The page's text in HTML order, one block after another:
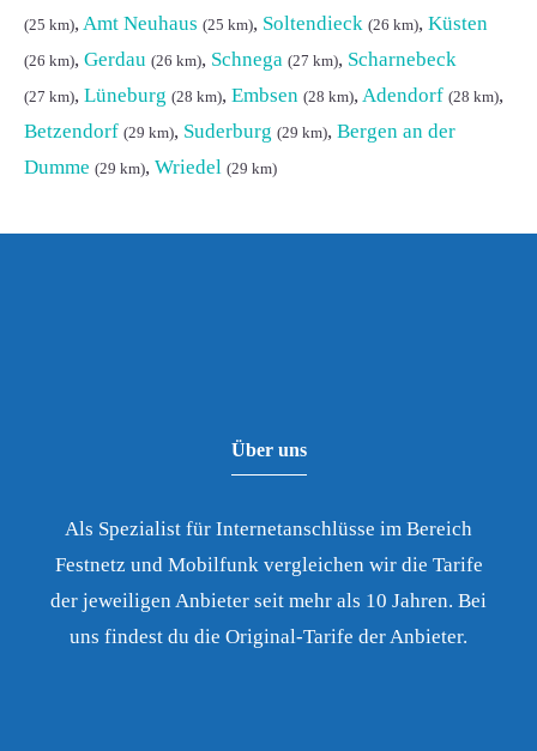
(25 km), Amt Neuhaus (25 km), Soltendieck (26 km), Küsten
(26 km), Gerdau (26 km), Schnega (27 km), Scharnebeck
(27 km), Lüneburg (28 km), Embsen (28 km), Adendorf (28 km),
Betzendorf (29 km), Suderburg (29 km), Bergen an der
Dumme (29 km), Wriedel (29 km)
Über uns
Als Spezialist für Internetanschlüsse im Bereich
Festnetz und Mobilfunk vergleichen wir die Tarife
der jeweiligen Anbieter seit mehr als 10 Jahren. Bei
uns findest du die Original-Tarife der Anbieter.